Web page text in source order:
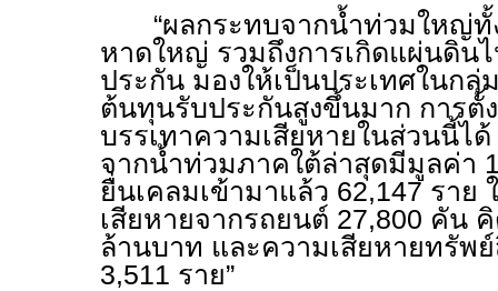
“ผลกระทบจากน้ำท่วมใหญ่ทั้
หาดใหญ่ รวมถึงการเกิดแผ่นดิน
ประกัน มองให้เป็นประเทศในก
ต้นทุนรับประกันสูงขึ้นมาก การตั้
บรรเทาความเสียหายในส่วนนี้ไ
จากน้ำท่วมภาคใต้ล่าสุดมีมูลค่า
ยื่นเคลมเข้ามาแล้ว 62,147 ราย
เสียหายจากรถยนต์ 27,800 คัน
ล้านบาท และความเสียหายทรัพ
3,511 ราย”